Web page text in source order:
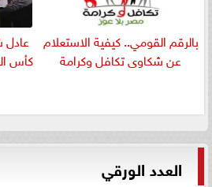
بالرقم القومي.. كيفية الاستعلام
عن شكاوى تكافل وكرامة
عادل
كأس
العدد الورقي